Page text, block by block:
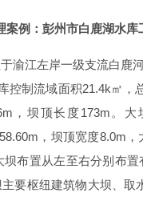
案例：彭州市白鹿湖水库
渝江左岸一级支流白鹿
控制流域面积21.4k㎡，
，坝顶长度173m。
，坝顶宽度8.0m
坝布置从左至右分别布
要枢纽建筑物大坝、取